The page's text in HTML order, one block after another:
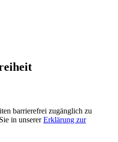
barrierefrei zugänglich zu
in unsererErklärung zur